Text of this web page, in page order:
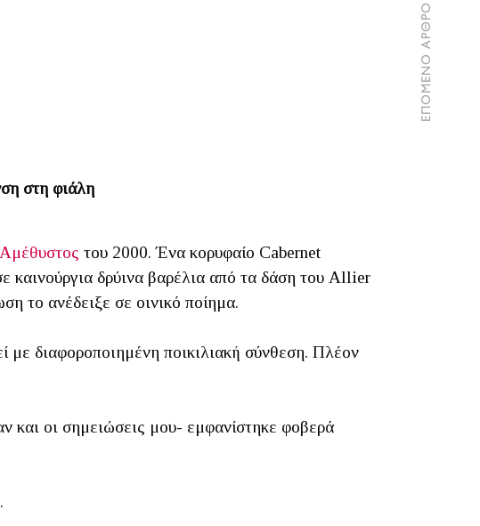
ΕΠΟΜΕΝΟ ΑΡΘΡΟ
στη φιάλη
του 2000. Ένα κορυφαίο Cabernet
δρύινα βαρέλια από τα δάση του Allier
το ανέδειξε σε οινικό ποίημα.
διαφοροποιημένη ποικιλιακή σύνθεση. Πλέον
και οι σημειώσεις μου- εμφανίστηκε φοβερά